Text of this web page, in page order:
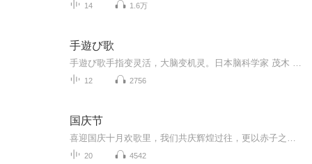
14 1.6万
手遊び歌
12 2756
国庆节
20 4542